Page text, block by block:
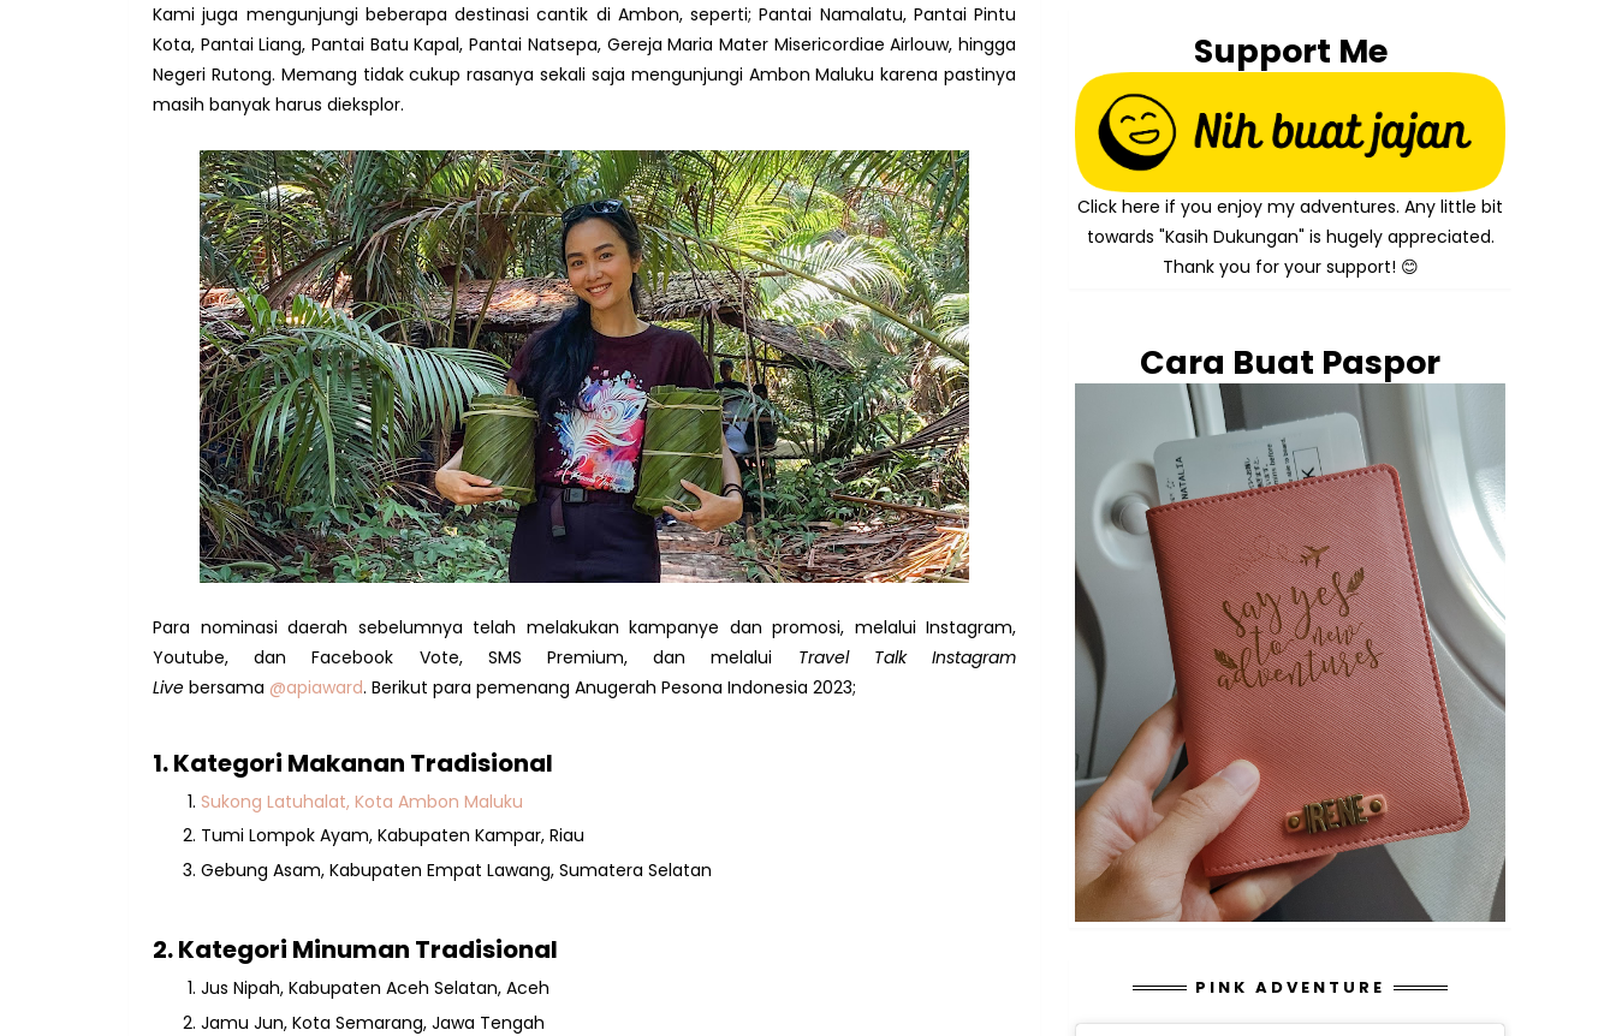
Kami juga mengunjungi beberapa destinasi cantik di Ambon, seperti; Pantai Namalatu, Pantai Pintu
Kota, Pantai Liang, Pantai Batu Kapal, Pantai Natsepa, Gereja Maria Mater Misericordiae Airlouw, hingga
Negeri Rutong. Memang tidak cukup rasanya sekali saja mengunjungi Ambon Maluku karena pastinya
masih banyak harus dieksplor.
Para nominasi daerah sebelumnya telah melakukan kampanye dan promosi, melalui Instagram,
Youtube, dan Facebook Vote, SMS Premium, dan melalui Travel Talk Instagram
Live bersama @apiaward. Berikut para pemenang Anugerah Pesona Indonesia 2023;
1. Kategori Makanan Tradisional
Sukong Latuhalat, Kota Ambon Maluku
Tumi Lompok Ayam, Kabupaten Kampar, Riau
Gebung Asam, Kabupaten Empat Lawang, Sumatera Selatan
2. Kategori Minuman Tradisional
Jus Nipah, Kabupaten Aceh Selatan, Aceh
Jamu Jun, Kota Semarang, Jawa Tengah
Support Me
Click here if you enjoy my adventures. Any little bit
towards "Kasih Dukungan" is hugely appreciated.
Thank you for your support! 😊
Cara Buat Paspor
PINK ADVENTURE